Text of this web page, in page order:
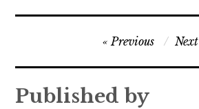
das experiências
Consequentemente,
Navegação
de
artigos
Previous Next
Published by